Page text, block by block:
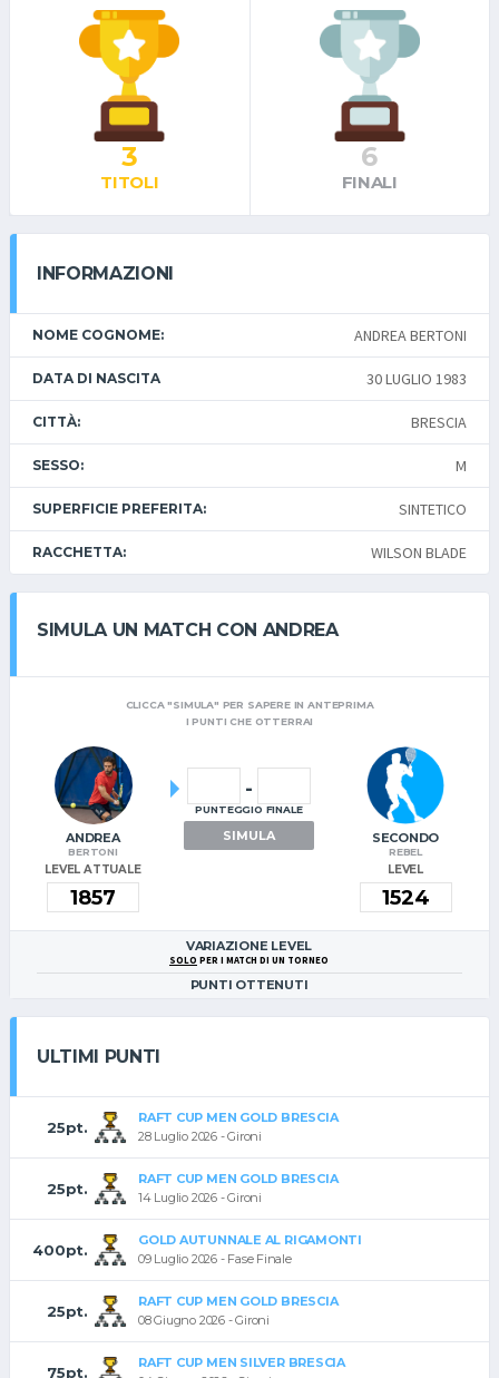
3
TITOLI
6
FINALI
INFORMAZIONI
NOME COGNOME: ANDREA BERTONI
DATA DI NASCITA 30 LUGLIO 1983
CITTÀ: BRESCIA
SESSO: M
SUPERFICIE PREFERITA: SINTETICO
RACCHETTA: WILSON BLADE
SIMULA UN MATCH CON ANDREA
CLICCA "SIMULA" PER SAPERE IN ANTEPRIMA
I PUNTI CHE OTTERRAI
ANDREA
BERTONI
LEVEL ATTUALE
-
PUNTEGGIO FINALE
SIMULA SECONDO
REBEL
LEVEL
VARIAZIONE LEVEL
SOLO PER I MATCH DI UN TORNEO
PUNTI OTTENUTI
ULTIMI PUNTI
25pt.
RAFT CUP MEN GOLD BRESCIA
28 Luglio 2026 - Gironi
25pt.
RAFT CUP MEN GOLD BRESCIA
14 Luglio 2026 - Gironi
400pt.
GOLD AUTUNNALE AL RIGAMONTI
09 Luglio 2026 - Fase Finale
25pt.
RAFT CUP MEN GOLD BRESCIA
08 Giugno 2026 - Gironi
75pt.
RAFT CUP MEN SILVER BRESCIA